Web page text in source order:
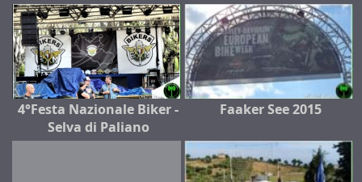
4°Festa Nazionale Biker -
Selva di Paliano
Faaker See 2015